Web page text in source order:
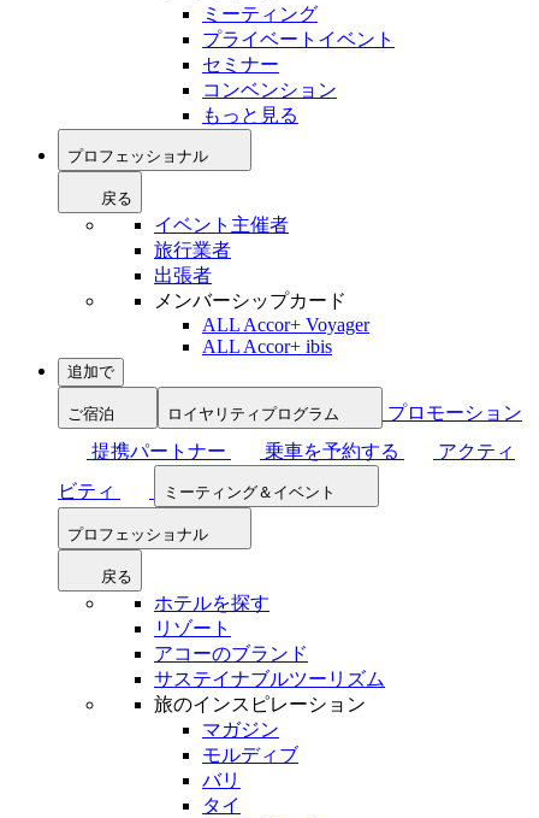
ミーティング
プライベートイベント
セミナー
コンベンション
もっと見る
プロフェッショナル
戻る
イベント主催者
旅行業者
出張者
メンバーシップカード
ALL Accor+ Voyager
ALL Accor+ ibis
追加で
ご宿泊 ロイヤリティプログラム
プロモーション
提携パートナー
乗車を予約する
アクティ
ビティ
ミーティング＆イベント
プロフェッショナル
戻る
ホテルを探す
リゾート
アコーのブランド
サステイナブルツーリズム
旅のインスピレーション
マガジン
モルディブ
バリ
タイ